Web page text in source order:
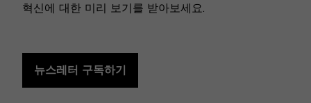
혁신에 대한 미리 보기를 받아보세요.
뉴스레터 구독하기